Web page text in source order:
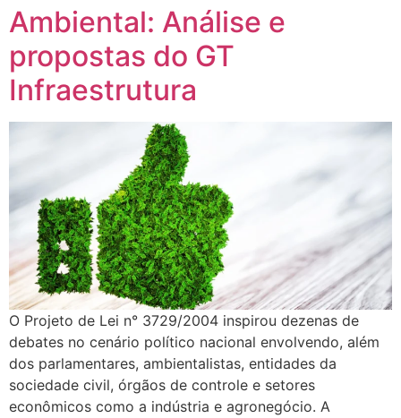
Ambiental: Análise e
propostas do GT
Infraestrutura
O Projeto de Lei n° 3729/2004 inspirou dezenas de
debates no cenário político nacional envolvendo, além
dos parlamentares, ambientalistas, entidades da
sociedade civil, órgãos de controle e setores
econômicos como a indústria e agronegócio. A